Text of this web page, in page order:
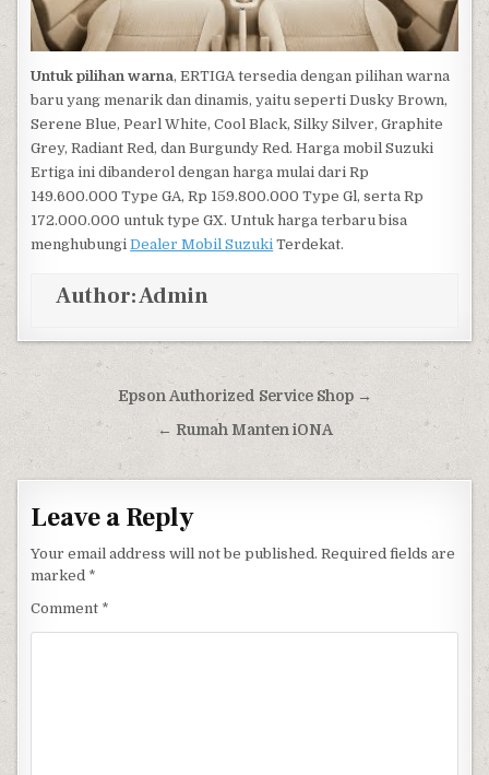
Untuk pilihan warna, ERTIGA tersedia dengan pilihan warna
baru yang menarik dan dinamis, yaitu seperti Dusky Brown,
Serene Blue, Pearl White, Cool Black, Silky Silver, Graphite
Grey, Radiant Red, dan Burgundy Red. Harga mobil Suzuki
Ertiga ini dibanderol dengan harga mulai dari Rp
149.600.000 Type GA, Rp 159.800.000 Type Gl, serta Rp
172.000.000 untuk type GX. Untuk harga terbaru bisa
menghubungiDealer Mobil Suzuki Terdekat.
Author:Admin
Post navigation
Epson Authorized Service Shop →
← Rumah Manten iONA
Leave a Reply
Your email address will not be published. Required fields are
marked *
Comment *